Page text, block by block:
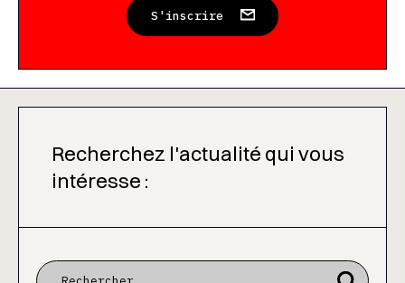
S'inscrire
Recherchez l'actualité qui vous
intéresse :